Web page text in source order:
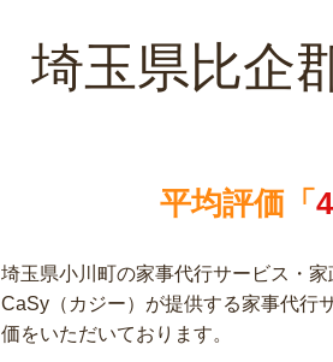
埼玉県比企
平均評価「
埼玉県小川町の家事代行サービス・
CaSy（カジー）が提供する家事代行
価をいただいております。